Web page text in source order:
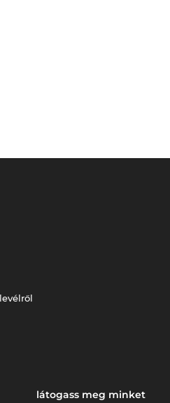
látogass meg minket